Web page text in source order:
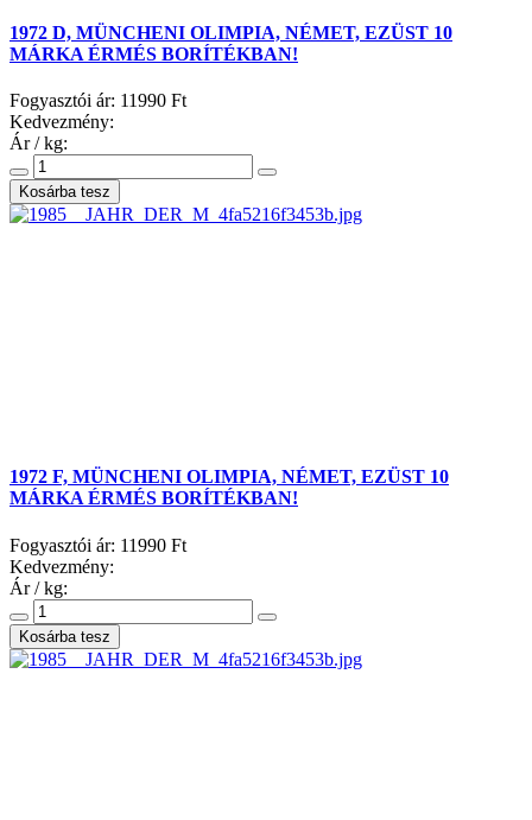
1972 D, MÜNCHENI OLIMPIA, NÉMET, EZÜST 10
MÁRKA ÉRMÉS BORÍTÉKBAN!
Fogyasztói ár: 11990 Ft
Kedvezmény:
Ár / kg:
1972 F, MÜNCHENI OLIMPIA, NÉMET, EZÜST 10
MÁRKA ÉRMÉS BORÍTÉKBAN!
Fogyasztói ár: 11990 Ft
Kedvezmény:
Ár / kg: